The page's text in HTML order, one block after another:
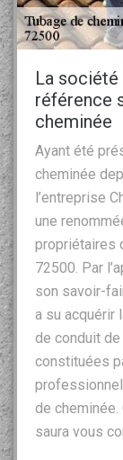
La société
référence
cheminée
Ayant été
cheminée
l’entreprise
une
propriétaires
72500. Par
son savoir-
a su acquérir
de conduit
constituées
de
saura vous